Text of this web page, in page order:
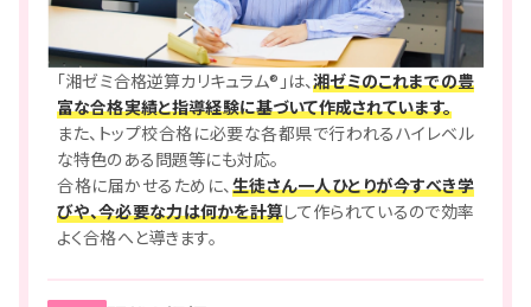
「湘ゼミ合格逆算カリキュラム®」は、湘ゼミのこれまでの豊
富な合格実績と指導経験に基づいて作成されています。
また、トップ校合格に必要な各都県で行われるハイレベル
な特色のある問題等にも対応。
合格に届かせるために、 生徒さん一人ひとりが今すべき学
びや、今必要な力は何かを計算して作られているので効率
よく合格へと導きます。